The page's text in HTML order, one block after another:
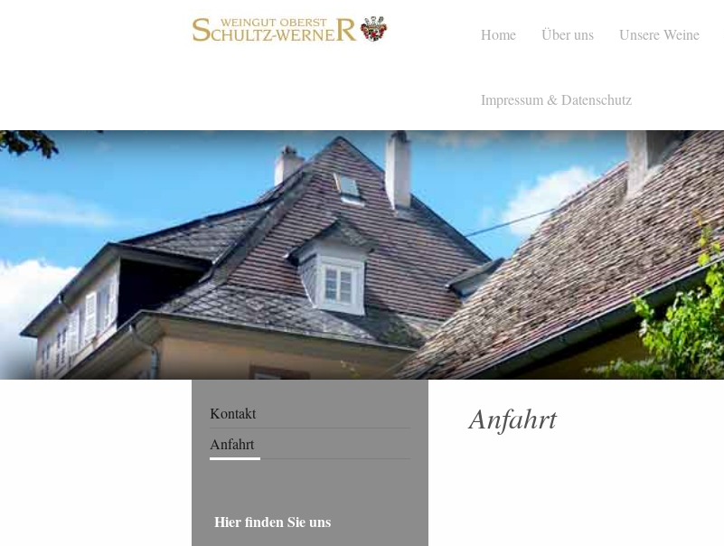
Home Über uns Unsere Weine
Impressum & Datenschutz
Anfahrt
Kontakt
Anfahrt
Hier finden Sie uns